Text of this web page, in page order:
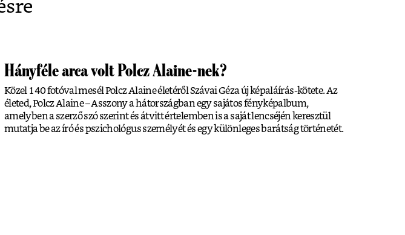
Hányféle arca volt Polcz Alaine-nek?
Közel 140 fotóval mesél Polcz Alaine életéről Szávai Géza új képaláírás-kötete. Az
életed, Polcz Alaine – Asszony a hátországban egy sajátos fényképalbum,
amelyben a szerző szó szerint és átvitt értelemben is a saját lencséjén keresztül
mutatja be az író és pszichológus személyét és egy különleges barátság történetét.